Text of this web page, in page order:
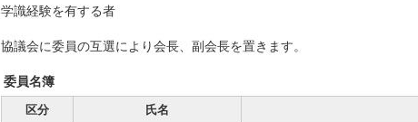
学識経験を有する者
協議会に委員の互選により会長、副会長を置きます。
委員名簿
区分 氏名